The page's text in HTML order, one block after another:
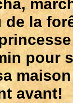
de la
pour
avant!